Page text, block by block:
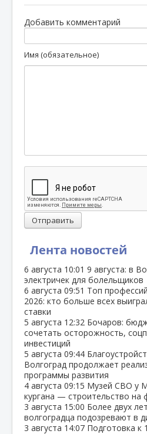
Лента новостей
6 августа 10:01 9 августа: в
электричек для болельщиков
6 августа 09:51 Топ
2026: кто больше всех
ставки
5 августа 12:32 Бочаров:
сочетать осторожность,
инвестиций
5 августа 09:44
Волгоград продолжает
программы развития
4 августа 09:15 Музей СВО у
кургана — строительство
3 августа 15:00 Более двух
волгоградца подозревают в
3 августа 14:07 Подготовка к
Добавить комментарий
Имя (обязательное)
Отправить